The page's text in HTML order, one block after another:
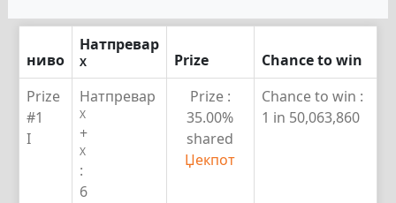
ниво
Натпревар
X Prize
Chance to win
Prize
#1
I
Натпревар
X
+
X
:
6
Prize :
35.00%
shared
Џекпот
Chance to win :
1 in 50,063,860